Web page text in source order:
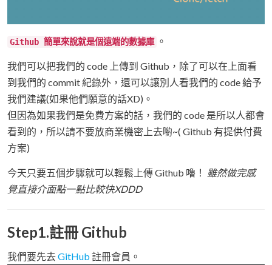
Github 簡單來說就是個遠端的數據庫 。
我們可以把我們的 code 上傳到 Github，除了可以在上面看
到我們的 commit 紀錄外，還可以讓別人看我們的 code 給予
我們建議(如果他們願意的話XD)。
但因為如果我們是免費方案的話，我們的 code 是所以人都會
看到的，所以請不要放商業機密上去喲~( Github 有提供付費
方案)
今天只要五個步驟就可以輕鬆上傳 Github 嚕！
雖然做完感
覺直接介面點一點比較快XDDD
Step1.註冊 Github
我們要先去GitHub 註冊會員。